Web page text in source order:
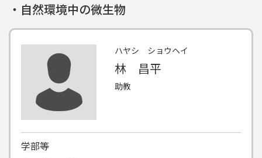
・自然環境中の微生物
ハヤシ ショウヘイ
林 昌平
助教
学部等